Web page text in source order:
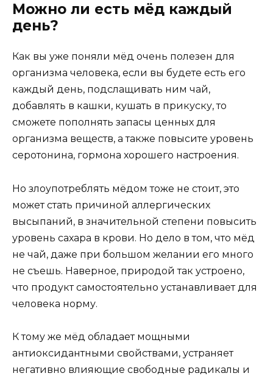
Можно ли есть мёд каждый
день?
Как вы уже поняли мёд очень полезен для
организма человека, если вы будете есть его
каждый день, подслащивать ним чай,
добавлять в кашки, кушать в прикуску, то
сможете пополнять запасы ценных для
организма веществ, а также повысите уровень
серотонина, гормона хорошего настроения.
Но злоупотреблять мёдом тоже не стоит, это
может стать причиной аллергических
высыпаний, в значительной степени повысить
уровень сахара в крови. Но дело в том, что мёд
не чай, даже при большом желании его много
не съешь. Наверное, природой так устроено,
что продукт самостоятельно устанавливает для
человека норму.
К тому же мёд обладает мощными
антиоксидантными свойствами, устраняет
негативно влияющие свободные радикалы и